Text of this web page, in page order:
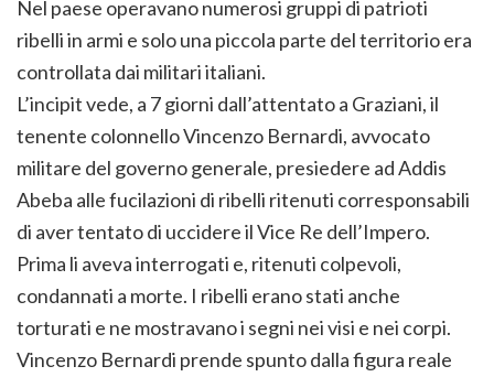
Nel paese operavano numerosi gruppi di patrioti
ribelli in armi e solo una piccola parte del territorio era
controllata dai militari italiani.
L’incipit vede, a 7 giorni dall’attentato a Graziani, il
tenente colonnello Vincenzo Bernardi, avvocato
militare del governo generale, presiedere ad Addis
Abeba alle fucilazioni di ribelli ritenuti corresponsabili
di aver tentato di uccidere il Vice Re dell’Impero.
Prima li aveva interrogati e, ritenuti colpevoli,
condannati a morte. I ribelli erano stati anche
torturati e ne mostravano i segni nei visi e nei corpi.
Vincenzo Bernardi prende spunto dalla figura reale